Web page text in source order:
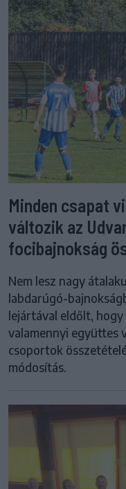
Minden csapat
változik az
focibajnokság
Nem lesz nagy
labdarúgó-
lejártával eldőlt,
valamennyi együttes
csoportok
módosítás.